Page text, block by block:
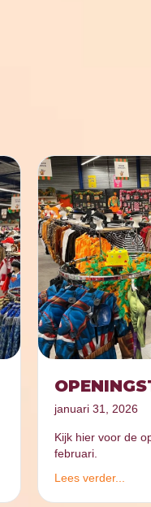
januari 31, 2026
Kijk hier voor de
februari.
Lees verder...